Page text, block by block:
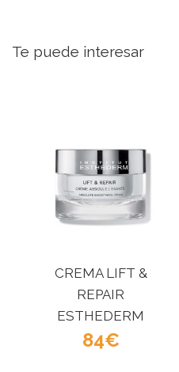
Te puede interesar
CREMA LIFT &
REPAIR
ESTHEDERM
84